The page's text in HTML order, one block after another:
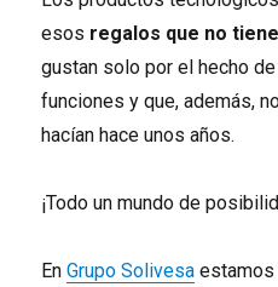
esos regalos que no
gustan solo por el hecho
funciones y que, además,
hacían hace unos años.
¡Todo un mundo de
EnGrupo Solivesa estamos